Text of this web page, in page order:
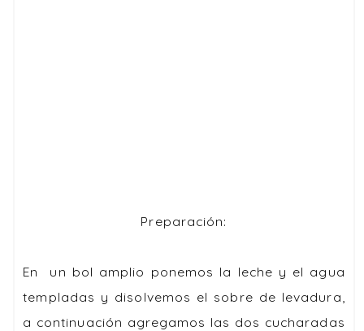
Preparación:
En un bol amplio ponemos la leche y el agua
templadas y disolvemos el sobre de levadura,
a continuación agregamos las dos cucharadas